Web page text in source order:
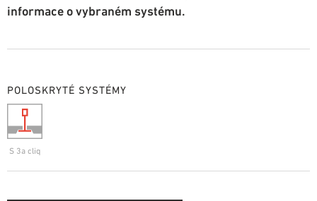
informace o vybraném systému.
POLOSKRYTÉ SYSTÉMY
S 3a cliq